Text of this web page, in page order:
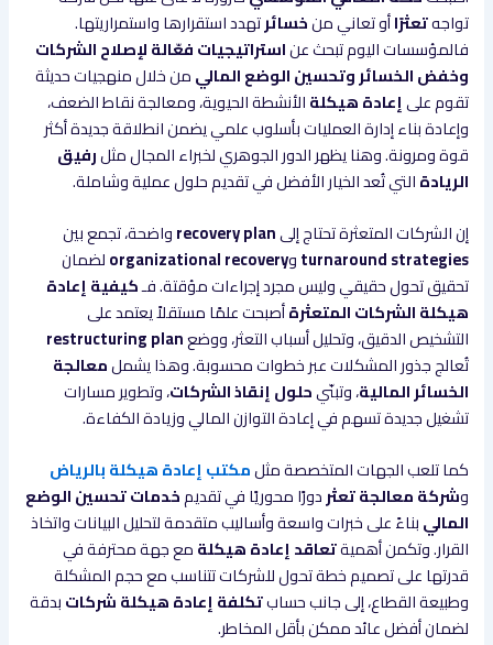
تواجهتعثرًاأو تعاني منخسائرتهدد استقرارها واستمراريتها.
فالمؤسسات اليوم تبحث عناستراتيجيات فعّالة لإصلاح الشركات
وخفض الخسائر وتحسين الوضع الماليمن خلال منهجيات حديثة
تقوم علىإعادة هيكلةالأنشطة الحيوية، ومعالجة نقاط الضعف،
وإعادة بناء إدارة العمليات بأسلوب علمي يضمن انطلاقة جديدة أكثر
قوة ومرونة. وهنا يظهر الدور الجوهري لخبراء المجال مثلرفيق
الريادةالتي تُعد الخيار الأفضل في تقديم حلول عملية وشاملة.
إن الشركات المتعثرة تحتاج إلىrecovery planواضحة، تجمع بين
turnaround strategiesوorganizational recoveryلضمان
تحقيق تحول حقيقي وليس مجرد إجراءات مؤقتة. فـكيفية إعادة
هيكلة الشركات المتعثرةأصبحت علمًا مستقلاً يعتمد على
التشخيص الدقيق، وتحليل أسباب التعثر، ووضعrestructuring plan
تُعالج جذور المشكلات عبر خطوات محسوبة. وهذا يشملمعالجة
الخسائر المالية، وتبنّيحلول إنقاذ الشركات، وتطوير مسارات
تشغيل جديدة تسهم في إعادة التوازن المالي وزيادة الكفاءة.
كما تلعب الجهات المتخصصة مثلمكتب إعادة هيكلة بالرياض
وشركة معالجة تعثردورًا محوريًا في تقديمخدمات تحسين الوضع
الماليبناءً على خبرات واسعة وأساليب متقدمة لتحليل البيانات واتخاذ
القرار. وتكمن أهميةتعاقد إعادة هيكلةمع جهة محترفة في
قدرتها على تصميم خطة تحول للشركات تتناسب مع حجم المشكلة
وطبيعة القطاع، إلى جانب حسابتكلفة إعادة هيكلة شركاتبدقة
لضمان أفضل عائد ممكن بأقل المخاطر.